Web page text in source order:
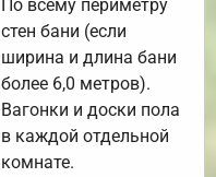
По всему периметру
стен бани (если
ширина и длина бани
более 6,0 метров).
Вагонки и доски пола
в каждой отдельной
комнате.